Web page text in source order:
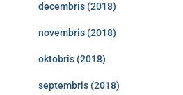
decembris (2018)
novembris (2018)
oktobris (2018)
septembris (2018)